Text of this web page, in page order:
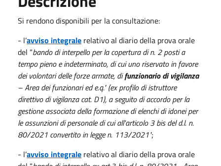
Si rendono disponibili per la consultazione:
- l’avviso integrale relativo al diario della prova orale
del “bando di interpello per la copertura di n. 2 posti a
tempo pieno e indeterminato, di cui uno riservato in favore
dei volontari delle forze armate, difunzionario di vigilanza
– Area dei funzionari ed e.q." (ex profilo di istruttore
direttivo di vigilanza cat. D1), a seguito di accordo per la
gestione associata della formazione di elenchi di idonei per
le assunzioni di personale di cui all'articolo 3 bis del d.l. n.
80/2021 convertito in legge n. 113/2021";
- l’avviso integrale relativo al diario della prova orale